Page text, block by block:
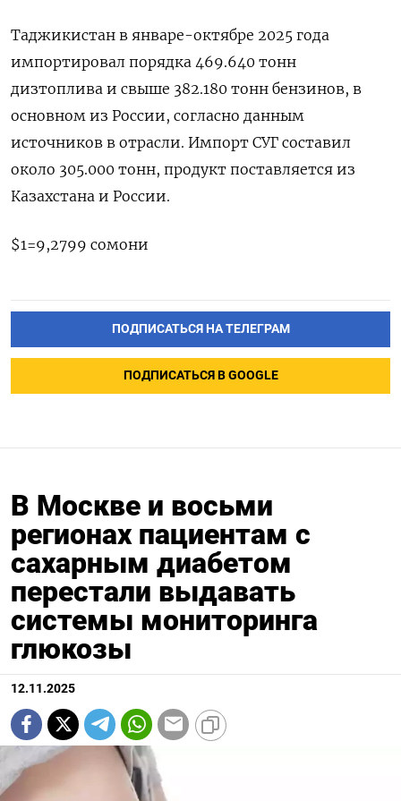
Таджикистан в январе-октябре 2025 года
импортировал порядка 469.640 тонн
дизтоплива и свыше 382.180 тонн бензинов, в
основном из России, согласно данным
источников в отрасли. Импорт СУГ составил
около 305.000 тонн, продукт поставляется из
Казахстана и России.
$1=9,2799 сомони
ПОДПИСАТЬСЯ НА ТЕЛЕГРАМ
ПОДПИСАТЬСЯ В GOOGLE
В Москве и восьми
регионах пациентам с
сахарным диабетом
перестали выдавать
системы мониторинга
глюкозы
12.11.2025